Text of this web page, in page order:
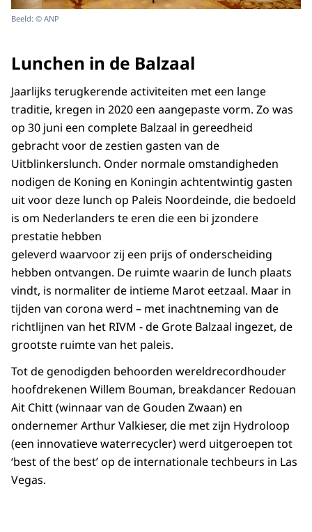
Beeld: © ANP
Lunchen in de Balzaal
Jaarlijks terugkerende activiteiten met een lange
traditie, kregen in 2020 een aangepaste vorm. Zo was
op 30 juni een complete Balzaal in gereedheid
gebracht voor de zestien gasten van de
Uitblinkerslunch. Onder normale omstandigheden
nodigen de Koning en Koningin achtentwintig gasten
uit voor deze lunch op Paleis Noordeinde, die bedoeld
is om Nederlanders te eren die een bi jzondere
prestatie hebben
geleverd waarvoor zij een prijs of onderscheiding
hebben ontvangen. De ruimte waarin de lunch plaats
vindt, is normaliter de intieme Marot eetzaal. Maar in
tijden van corona werd – met inachtneming van de
richtlijnen van het RIVM - de Grote Balzaal ingezet, de
grootste ruimte van het paleis.
Tot de genodigden behoorden wereldrecordhouder
hoofdrekenen Willem Bouman, breakdancer Redouan
Ait Chitt (winnaar van de Gouden Zwaan) en
ondernemer Arthur Valkieser, die met zijn Hydroloop
(een innovatieve waterrecycler) werd uitgeroepen tot
‘best of the best’ op de internationale techbeurs in Las
Vegas.